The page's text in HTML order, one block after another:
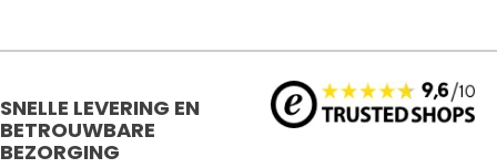
SNELLE LEVERING EN
BETROUWBARE
BEZORGING